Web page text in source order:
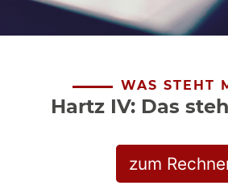
WAS STEHT
Hartz IV: Das
zum